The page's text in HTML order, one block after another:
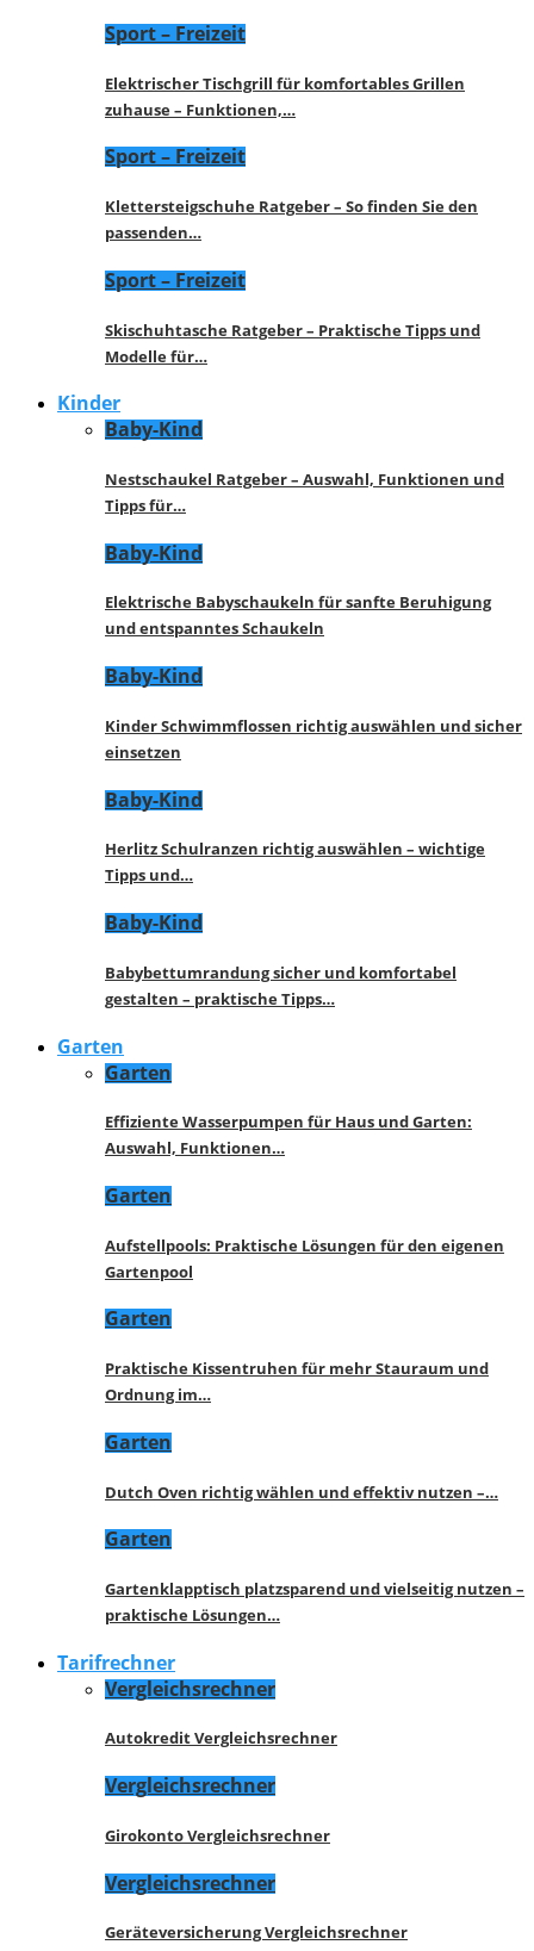
Sport – Freizeit
Elektrischer Tischgrill für komfortables Grillen
zuhause – Funktionen,…
Sport – Freizeit
Klettersteigschuhe Ratgeber – So finden Sie den
passenden…
Sport – Freizeit
Skischuhtasche Ratgeber – Praktische Tipps und
Modelle für…
Kinder
Baby-Kind
Nestschaukel Ratgeber – Auswahl, Funktionen und
Tipps für…
Baby-Kind
Elektrische Babyschaukeln für sanfte Beruhigung
und entspanntes Schaukeln
Baby-Kind
Kinder Schwimmflossen richtig auswählen und sicher
einsetzen
Baby-Kind
Herlitz Schulranzen richtig auswählen – wichtige
Tipps und…
Baby-Kind
Babybettumrandung sicher und komfortabel
gestalten – praktische Tipps…
Garten
Garten
Effiziente Wasserpumpen für Haus und Garten:
Auswahl, Funktionen…
Garten
Aufstellpools: Praktische Lösungen für den eigenen
Gartenpool
Garten
Praktische Kissentruhen für mehr Stauraum und
Ordnung im…
Garten
Dutch Oven richtig wählen und effektiv nutzen –…
Garten
Gartenklapptisch platzsparend und vielseitig nutzen –
praktische Lösungen…
Tarifrechner
Vergleichsrechner
Autokredit Vergleichsrechner
Vergleichsrechner
Girokonto Vergleichsrechner
Vergleichsrechner
Geräteversicherung Vergleichsrechner